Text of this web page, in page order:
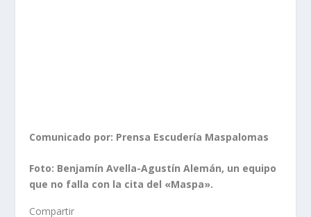
Comunicado por: Prensa Escudería Maspalomas
Foto: Benjamín Avella-Agustín Alemán, un equipo
que no falla con la cita del «Maspa».
Compartir